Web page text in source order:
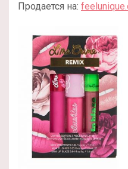
Продается на: